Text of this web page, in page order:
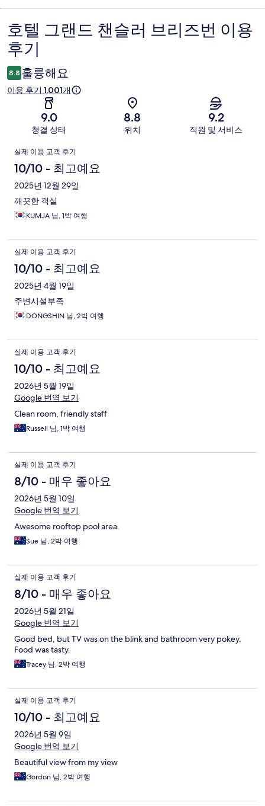
이
용
후
기
호텔 그랜드 챈슬러 브리즈번 이용
후기
8.8 훌륭해요
이용 후기 1,001개
9.0
청결 상태
8.8
위치
9.2
직원 및 서비스
이
용
후
기
실제 이용 고객 후기
10/10 - 최고예요
2025년 12월 29일
깨끗한 객실
KUMJA 님, 1박 여행
실제 이용 고객 후기
10/10 - 최고예요
2025년 4월 19일
주변시설부족
DONGSHIN 님, 2박 여행
실제 이용 고객 후기
10/10 - 최고예요
2026년 5월 19일
Google 번역 보기
Clean room, friendly staff
Russell 님, 1박 여행
실제 이용 고객 후기
8/10 - 매우 좋아요
2026년 5월 10일
Google 번역 보기
Awesome rooftop pool area.
Sue 님, 2박 여행
실제 이용 고객 후기
8/10 - 매우 좋아요
2026년 5월 21일
Google 번역 보기
Good bed, but TV was on the blink and bathroom very pokey.
Food was tasty.
Tracey 님, 2박 여행
실제 이용 고객 후기
10/10 - 최고예요
2026년 5월 9일
Google 번역 보기
Beautiful view from my view
Gordon 님, 2박 여행